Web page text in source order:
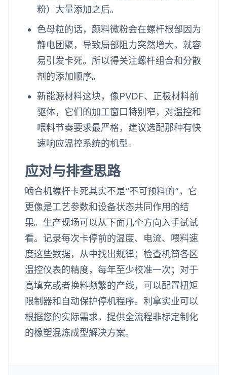
粉）大量添加之后。
色母粒的话，颜料微粉会在螺杆根部因为
静电团聚，导致局部阻力突然增大，就容
易引发卡死。所以得关注螺杆组合和分散
剂的添加顺序。
新能源材料这块，像PVDF、正极材料前
驱体，它们的加工窗口特别窄，对温控和
喂料节奏要求最严格，建议选配那种有快
速响应温控系统的机型。
应对与排查思路
啮合机螺杆卡死其实不是“不可预料的”，它
更像是工艺参数和设备状态共同作用的结
果。生产现场可以从下面几个方向入手试试
看。记录每次卡停前的温度、电流、喂料速
度这些数据，从中找出规律；检查机筒各区
温控仪表的精度，每年至少校准一次；对于
高填充或者换料频繁的产线，可以配置扭矩
限制器和自动保护停机程序。利拿实业可以
根据您的实际需求，提供全流程非标定制化
的橡塑混炼成型解决方案。